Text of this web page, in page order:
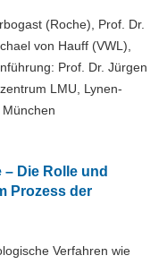
(Roche), Prof. Dr.
von Hauff (VWL),
Prof. Dr. Jürgen
LMU, Lynen-
Die Rolle und
Prozess der
Verfahren wie